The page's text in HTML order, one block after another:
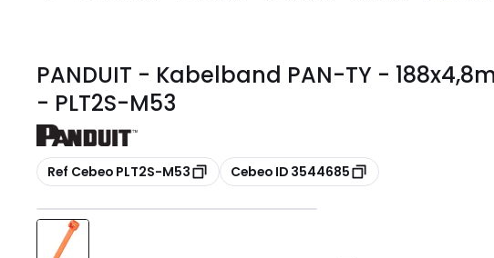
PANDUIT - Kabelband PAN-TY -
- PLT2S-M53
Kopiëren
Ref Cebeo PLT2S-M53 Kopiëren
Cebeo ID 3544685